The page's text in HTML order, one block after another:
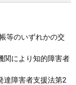
等のいずれかの交
関により知的障害者
達障害者支援法第2